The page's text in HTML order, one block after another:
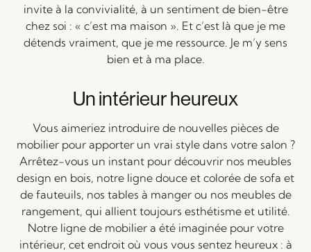
invite à la convivialité, à un sentiment de bien-être
chez soi : « c’est ma maison ». Et c’est là que je me
détends vraiment, que je me ressource. Je m’y sens
bien et à ma place.
Un intérieur heureux
Vous aimeriez introduire de nouvelles pièces de
mobilier pour apporter un vrai style dans votre salon ?
Arrêtez-vous un instant pour découvrir nos meubles
design en bois, notre ligne douce et colorée de sofa et
de fauteuils, nos tables à manger ou nos meubles de
rangement, qui allient toujours esthétisme et utilité.
Notre ligne de mobilier a été imaginée pour votre
intérieur, cet endroit où vous vous sentez heureux : à